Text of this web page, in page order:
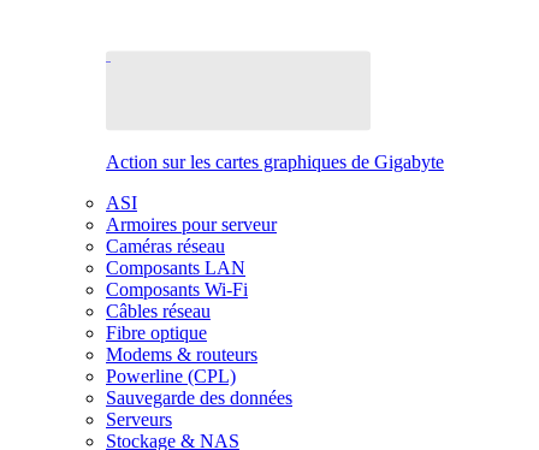
Action sur les cartes graphiques de Gigabyte
ASI
Armoires pour serveur
Caméras réseau
Composants LAN
Composants Wi-Fi
Câbles réseau
Fibre optique
Modems & routeurs
Powerline (CPL)
Sauvegarde des données
Serveurs
Stockage & NAS